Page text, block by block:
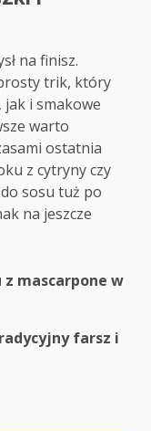
na finisz.
trik, który
i smakowe
warto
ostatnia
z cytryny czy
sosu tuż po
na jeszcze
mascarpone w
farsz i